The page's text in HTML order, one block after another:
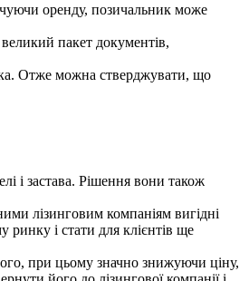
оренду, позичальник може
пакет документів,
Отже можна стверджувати, що
і застава. Рішення вони також
лізинговим компаніям вигідні
і стати для клієнтів ще
при цьому значно знижуючи ціну,